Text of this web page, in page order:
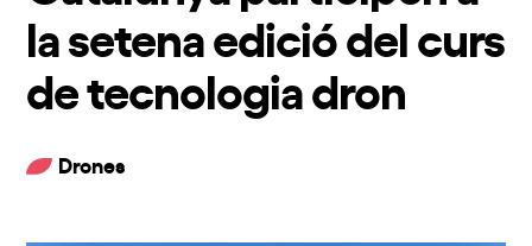
la setena edició del curs
de tecnologia dron
Drones